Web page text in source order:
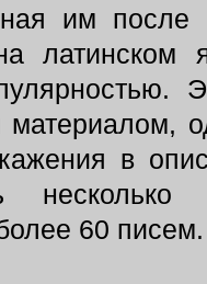
им после
латинском
материалом,
в
несколько
60 писем.